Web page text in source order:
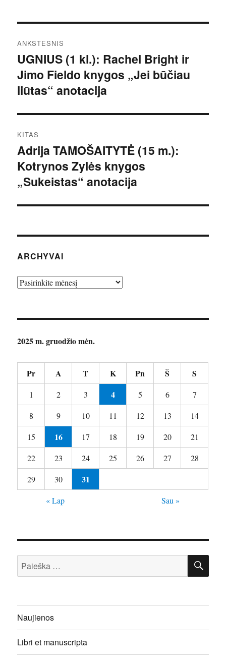
tarp
įrašų
ANKSTESNIS
Ankstesnis
įrašas:
UGNIUS (1 kl.): Rachel Bright ir
Jimo Fieldo knygos „Jei būčiau
liūtas“ anotacija
KITAS
Kitas
įrašas:
Adrija TAMOŠAITYTĖ (15 m.):
Kotrynos Zylės knygos
„Sukeistas“ anotacija
ARCHYVAI
Archyvai
2025 m. gruodžio mėn.
Pr A T K Pn Š S
1 2 3 4 5 6
7
8
9 10 11 12 13
14
15
16 17 18 19 20
21
22
23 24 25 26 27
28
29
30 31
« Lap Sau »
Ieškoti:
Naujienos
Libri et manuscripta